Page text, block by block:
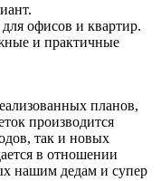
офисов и квартир.
и практичные
планов,
производится
так и новых
в отношении
нашим дедам и супер